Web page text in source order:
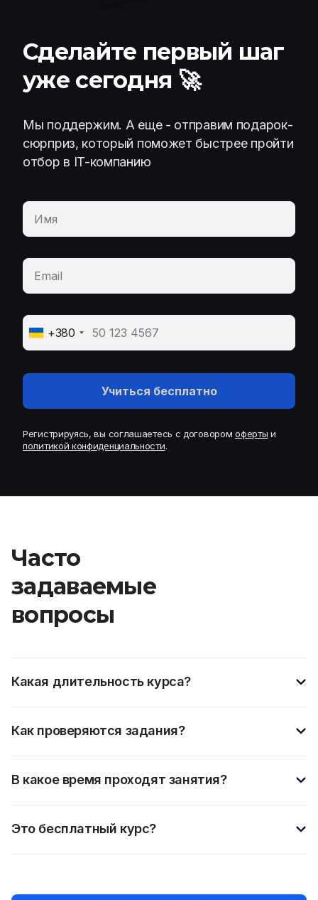
Сделайте первый шаг
уже сегодня 🚀
Мы поддержим. А еще - отправим подарок-
сюрприз, который поможет быстрее пройти
отбор в IT-компанию
+380
Учиться бесплатно
Регистрируясь, вы соглашаетесь с договоромоферты и
политикой конфиденциальности.
Часто
задаваемые
вопросы
Какая длительность курса?
Как проверяются задания?
В какое время проходят занятия?
Это бесплатный курс?